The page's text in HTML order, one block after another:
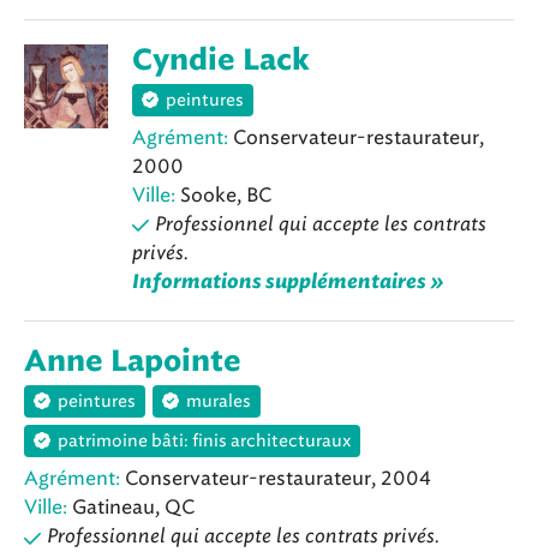
Cyndie Lack
peintures
Agrément: Conservateur-restaurateur,
2000
Ville: Sooke, BC
Professionnel qui accepte les contrats
privés.
Informations supplémentaires »
Anne Lapointe
peintures
murales
patrimoine bâti: finis architecturaux
Agrément: Conservateur-restaurateur, 2004
Ville: Gatineau, QC
Professionnel qui accepte les contrats privés.